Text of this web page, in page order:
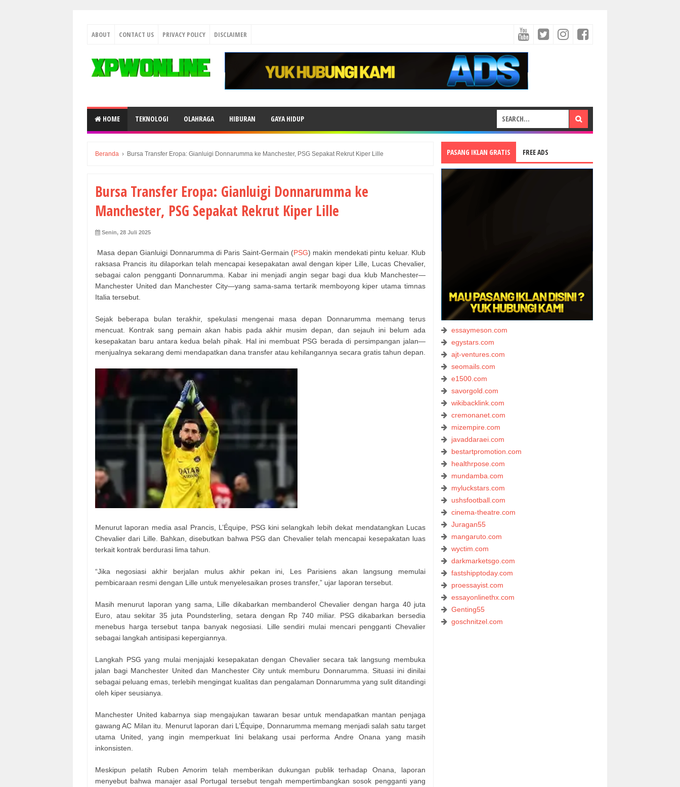
ABOUT CONTACT US PRIVACY POLICY DISCLAIMER
HOME TEKNOLOGI OLAHRAGA HIBURAN GAYA HIDUP
Beranda › Bursa Transfer Eropa: Gianluigi Donnarumma ke Manchester, PSG Sepakat Rekrut Kiper Lille
Bursa Transfer Eropa: Gianluigi Donnarumma ke
Manchester, PSG Sepakat Rekrut Kiper Lille
Senin, 28 Juli 2025
Masa depan Gianluigi Donnarumma di Paris Saint-Germain (PSG) makin mendekati pintu keluar. Klub
raksasa Prancis itu dilaporkan telah mencapai kesepakatan awal dengan kiper Lille, Lucas Chevalier,
sebagai calon pengganti Donnarumma. Kabar ini menjadi angin segar bagi dua klub Manchester—
Manchester United dan Manchester City—yang sama-sama tertarik memboyong kiper utama timnas
Italia tersebut.
Sejak beberapa bulan terakhir, spekulasi mengenai masa depan Donnarumma memang terus
mencuat. Kontrak sang pemain akan habis pada akhir musim depan, dan sejauh ini belum ada
kesepakatan baru antara kedua belah pihak. Hal ini membuat PSG berada di persimpangan jalan—
menjualnya sekarang demi mendapatkan dana transfer atau kehilangannya secara gratis tahun depan.
Menurut laporan media asal Prancis, L’Équipe, PSG kini selangkah lebih dekat mendatangkan Lucas
Chevalier dari Lille. Bahkan, disebutkan bahwa PSG dan Chevalier telah mencapai kesepakatan luas
terkait kontrak berdurasi lima tahun.
“Jika negosiasi akhir berjalan mulus akhir pekan ini, Les Parisiens akan langsung memulai
pembicaraan resmi dengan Lille untuk menyelesaikan proses transfer,” ujar laporan tersebut.
Masih menurut laporan yang sama, Lille dikabarkan membanderol Chevalier dengan harga 40 juta
Euro, atau sekitar 35 juta Poundsterling, setara dengan Rp 740 miliar. PSG dikabarkan bersedia
menebus harga tersebut tanpa banyak negosiasi. Lille sendiri mulai mencari pengganti Chevalier
sebagai langkah antisipasi kepergiannya.
Langkah PSG yang mulai menjajaki kesepakatan dengan Chevalier secara tak langsung membuka
jalan bagi Manchester United dan Manchester City untuk memburu Donnarumma. Situasi ini dinilai
sebagai peluang emas, terlebih mengingat kualitas dan pengalaman Donnarumma yang sulit ditandingi
oleh kiper seusianya.
Manchester United kabarnya siap mengajukan tawaran besar untuk mendapatkan mantan penjaga
gawang AC Milan itu. Menurut laporan dari L’Équipe, Donnarumma memang menjadi salah satu target
utama United, yang ingin memperkuat lini belakang usai performa Andre Onana yang masih
inkonsisten.
Meskipun pelatih Ruben Amorim telah memberikan dukungan publik terhadap Onana, laporan
menyebut bahwa manajer asal Portugal tersebut tengah mempertimbangkan sosok pengganti yang
PASANG IKLAN GRATIS FREE ADS
essaymeson.com
egystars.com
ajt-ventures.com
seomails.com
e1500.com
savorgold.com
wikibacklink.com
cremonanet.com
mizempire.com
javaddaraei.com
bestartpromotion.com
healthrpose.com
mundamba.com
myluckstars.com
ushsfootball.com
cinema-theatre.com
Juragan55
mangaruto.com
wyctim.com
darkmarketsgo.com
fastshipptoday.com
proessayist.com
essayonlinethx.com
Genting55
goschnitzel.com